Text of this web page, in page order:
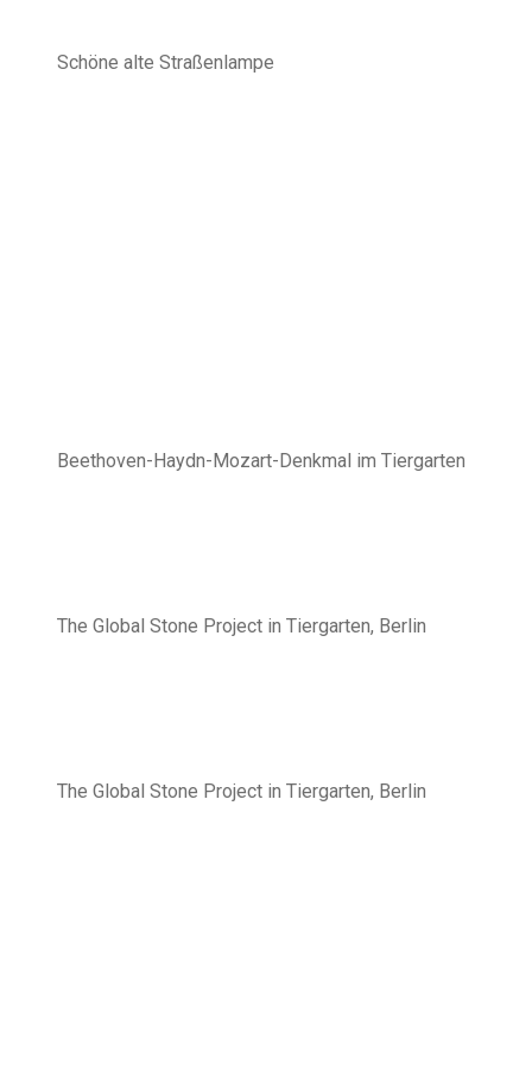
Schöne alte Straßenlampe
Beethoven-Haydn-Mozart-Denkmal im Tiergarten
The Global Stone Project in Tiergarten, Berlin
The Global Stone Project in Tiergarten, Berlin